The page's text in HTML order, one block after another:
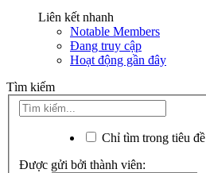
Liên kết nhanh
Notable Members
Đang truy cập
Hoạt động gần đây
Tìm kiếm
Chỉ tìm trong tiêu đề
Được gửi bởi thành viên: